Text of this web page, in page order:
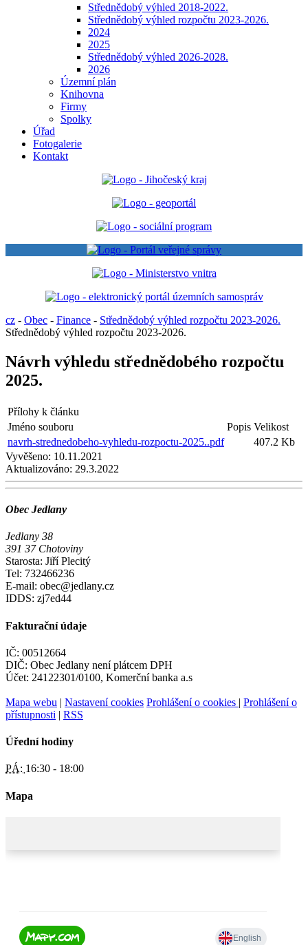
Střednědobý výhled 2018-2022.
Střednědobý výhled rozpočtu 2023-2026.
2024
2025
Střednědobý výhled 2026-2028.
2026
Územní plán
Knihovna
Firmy
Spolky
Úřad
Fotogalerie
Kontakt
cz - Obec - Finance - Střednědobý výhled rozpočtu 2023-2026.
Střednědobý výhled rozpočtu 2023-2026.
Návrh výhledu střednědobého rozpočtu
2025.
Přílohy k článku
Jméno souboru
Popis Velikost
navrh-strednedobeho-vyhledu-rozpoctu-2025..pdf
407.2 Kb
Vyvěšeno: 10.11.2021
Aktualizováno: 29.3.2022
Obec Jedlany
Jedlany 38
391 37 Chotoviny
Starosta: Jiří Plecitý
Tel: 732466236
E-mail: obec@jedlany.cz
IDDS: zj7ed44
Fakturační údaje
IČ: 00512664
DIČ: Obec Jedlany není plátcem DPH
Účet: 24122301/0100, Komerční banka a.s
Mapa webu | Nastavení cookies Prohlášení o cookies | Prohlášení o
přístupnosti | RSS
Úřední hodiny
PÁ: 16:30 - 18:00
Mapa